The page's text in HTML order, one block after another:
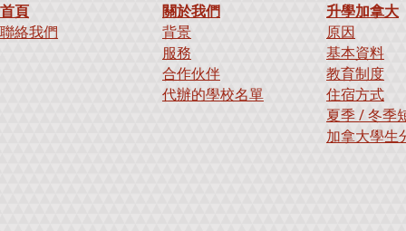
首頁
聯絡我們
關於我們
背景
服務
合作伙伴
代辦的學校名單
升學加拿大
原因
基本資料
教育制度
住宿方式
夏季 / 冬季
加拿大學生